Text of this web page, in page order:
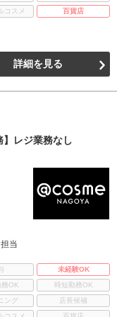
コスメ 百貨店
詳細を見る
レジ業務なし
当
未経験OK
務OK
時短勤務OK
ング
店長候補